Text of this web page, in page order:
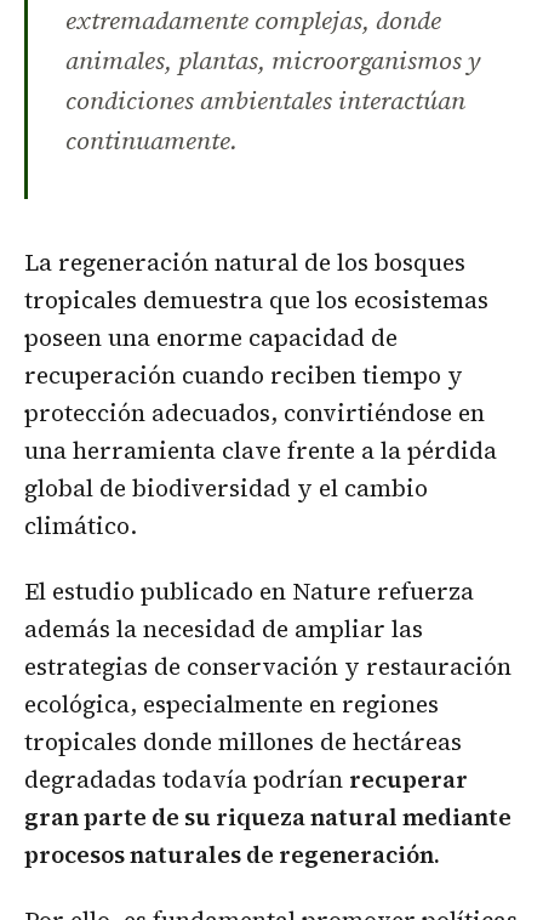
extremadamente complejas, donde
animales, plantas, microorganismos y
condiciones ambientales interactúan
continuamente.
La regeneración natural de los bosques
tropicales demuestra que los ecosistemas
poseen una enorme capacidad de
recuperación cuando reciben tiempo y
protección adecuados, convirtiéndose en
una herramienta clave frente a la pérdida
global de biodiversidad y el cambio
climático.
El estudio publicado en Nature refuerza
además la necesidad de ampliar las
estrategias de conservación y restauración
ecológica, especialmente en regiones
tropicales donde millones de hectáreas
degradadas todavía podrían recuperar
gran parte de su riqueza natural mediante
procesos naturales de regeneración.